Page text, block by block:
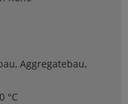
Aggregatebau,
°C